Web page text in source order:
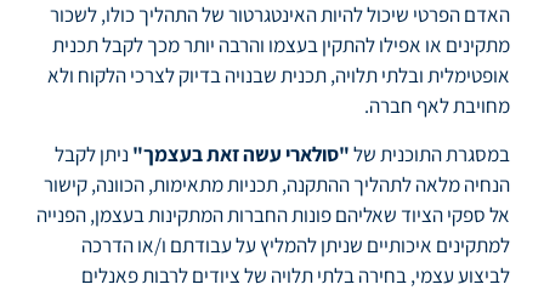
האדם הפרטי שיכול להיות האינטגרטור של התהליך כולו, לשכור
מתקינים או אפילו להתקין בעצמו והרבה יותר מכך לקבל תכנית
אופטימלית ובלתי תלויה, תכנית שבנויה בדיוק לצרכי הלקוח ולא
מחויבת לאף חברה.
במסגרת התוכנית של"סולארי עשה זאת בעצמך" ניתן לקבל
הנחיה מלאה לתהליך ההתקנה, תכניות מתאימות, הכוונה, קישור
אל ספקי הציוד שאליהם פונות החברות המתקינות בעצמן, הפנייה
למתקינים איכותיים שניתן להמליץ על עבודתם ו/או הדרכה
לביצוע עצמי, בחירה בלתי תלויה של ציודים לרבות פאנלים